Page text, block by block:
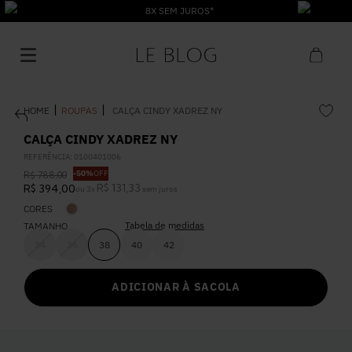
8X SEM JUROS*
ROUPAS CALÇA CINDY XADREZ NY
CALÇA CINDY XADREZ NY
REFERÊNCIA: 0100401006
R$ 788,00 -50%OFF
R$ 394,00 ou 3 x R$ 131 33 sem juros
CORES
TAMANHO
38 40 42
Tabela de medidas
ADICIONAR À SACOLA
1º Vestido
2º Roupas